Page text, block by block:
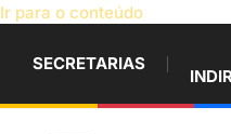
Ir para o conteúdo
SECRETARIAS